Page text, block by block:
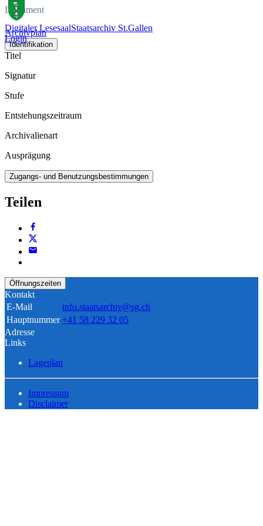
Digitaler LesesaalStaatsarchiv St.Gallen
Login
Dokument
Archivplan
Identifikation
Titel
Signatur
Stufe
Entstehungszeitraum
Archivalienart
Ausprägung
Zugangs- und Benutzungsbestimmungen
Teilen
Öffnungszeiten
Kontakt
E-Mail
info.staatsarchiv@sg.ch
Hauptnummer +41 58 229 32 05
Adresse
Links
Lageplan
Impressum
Disclaimer